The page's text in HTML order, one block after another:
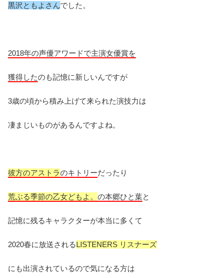
黒沢ともよさんでした。
2018年の声優アワードで主演女優賞を
獲得したのも記憶に新しいんですが
3歳の頃から積み上げて来られた演技力は
凄まじいものがあるんですよね。
彼方のアストラのキトリーだったり
荒ぶる季節の乙女どもよ。 の本郷ひと葉と
記憶に残るキャラクターが本当に多くて
2020春に放送されるLISTENERS リスナーズ
にも出演されているので気になる方は